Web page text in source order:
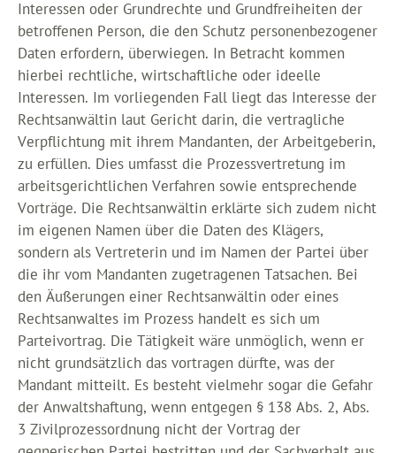
Interessen oder Grundrechte und Grundfreiheiten der
betroffenen Person, die den Schutz personenbezogener
Daten erfordern, überwiegen. In Betracht kommen
hierbei rechtliche, wirtschaftliche oder ideelle
Interessen. Im vorliegenden Fall liegt das Interesse der
Rechtsanwältin laut Gericht darin, die vertragliche
Verpflichtung mit ihrem Mandanten, der Arbeitgeberin,
zu erfüllen. Dies umfasst die Prozessvertretung im
arbeitsgerichtlichen Verfahren sowie entsprechende
Vorträge. Die Rechtsanwältin erklärte sich zudem nicht
im eigenen Namen über die Daten des Klägers,
sondern als Vertreterin und im Namen der Partei über
die ihr vom Mandanten zugetragenen Tatsachen. Bei
den Äußerungen einer Rechtsanwältin oder eines
Rechtsanwaltes im Prozess handelt es sich um
Parteivortrag. Die Tätigkeit wäre unmöglich, wenn er
nicht grundsätzlich das vortragen dürfte, was der
Mandant mitteilt. Es besteht vielmehr sogar die Gefahr
der Anwaltshaftung, wenn entgegen § 138 Abs. 2, Abs.
3 Zivilprozessordnung nicht der Vortrag der